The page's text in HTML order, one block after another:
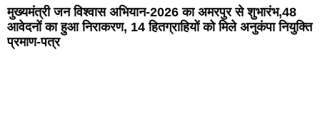
मुख्यमंत्री जन विश्वास अभियान-2026 का अमरपुर से शुभारंभ,48
आवेदनों का हुआ निराकरण, 14 हितग्राहियों को मिले अनुकंपा नियुक्ति
प्रमाण-पत्र